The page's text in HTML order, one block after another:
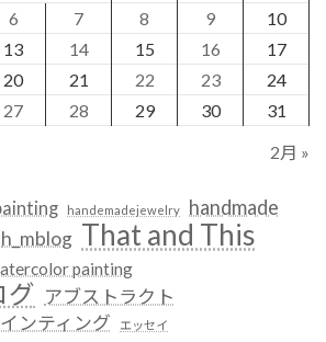
6 7 8 9
10
13 14 15 16
17
20 21 22 23
24
27 28 29 30 31
2月 »
handemadejewelry handmade
h_mblog That and This
painting
グ アブストラクト
ンティング
エッセイ